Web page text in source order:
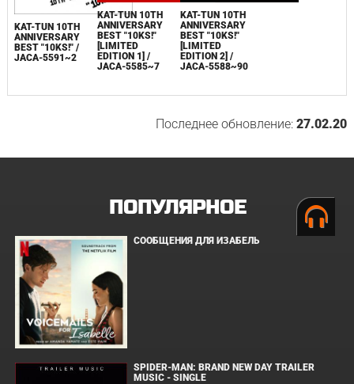
KAT-TUN 10TH
ANNIVERSARY
BEST "10KS!" /
JACA-5591~2
KAT-TUN 10TH
ANNIVERSARY
BEST "10KS!"
[LIMITED
EDITION 1] /
JACA-5585~7
KAT-TUN 10TH
ANNIVERSARY
BEST "10KS!"
[LIMITED
EDITION 2] /
JACA-5588~90
Последнее обновление:27.02.20
ПОПУЛЯРНОЕ
СООБЩЕНИЯ ДЛЯ ИЗАБЕЛЬ
SPIDER-MAN: BRAND NEW DAY TRAILER
MUSIC - SINGLE